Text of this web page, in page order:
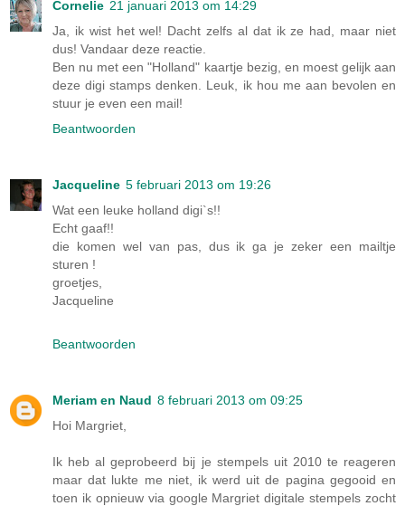
Cornelie 21 januari 2013 om 14:29
Ja, ik wist het wel! Dacht zelfs al dat ik ze had, maar niet
dus! Vandaar deze reactie.
Ben nu met een "Holland" kaartje bezig, en moest gelijk aan
deze digi stamps denken. Leuk, ik hou me aan bevolen en
stuur je even een mail!
Beantwoorden
Jacqueline 5 februari 2013 om 19:26
Wat een leuke holland digi`s!!
Echt gaaf!!
die komen wel van pas, dus ik ga je zeker een mailtje
sturen !
groetjes,
Jacqueline
Beantwoorden
Meriam en Naud 8 februari 2013 om 09:25
Hoi Margriet,
Ik heb al geprobeerd bij je stempels uit 2010 te reageren
maar dat lukte me niet, ik werd uit de pagina gegooid en
toen ik opnieuw via google Margriet digitale stempels zocht